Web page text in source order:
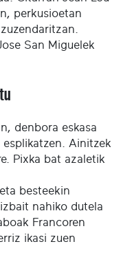
perkusioetan
San Miguelek
denbora eskasa
Ainitzek
Pixka bat azaletik
besteekin
nahiko dutela
Francoren
ikasi zuen